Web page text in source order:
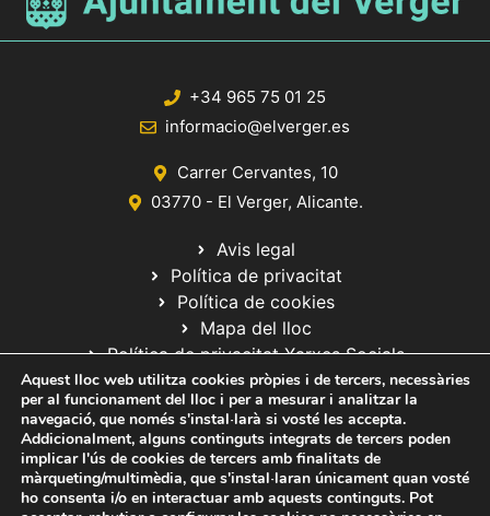
+34 965 75 01 25
informacio@elverger.es
Carrer Cervantes, 10
03770 - El Verger, Alicante.
Avis legal
Política de privacitat
Política de cookies
Mapa del lloc
Política de privacitat Xarxes Socials
© 2020 Web desarrollada por el Servicio de Informática de Diputación
Aquest lloc web utilitza cookies pròpies i de tercers, necessàries
per al funcionament del lloc i per a mesurar i analitzar la
navegació, que només s'instal·larà si vosté les accepta.
Addicionalment, alguns continguts integrats de tercers poden
implicar l'ús de cookies de tercers amb finalitats de
màrqueting/multimèdia, que s'instal·laran únicament quan vosté
ho consenta i/o en interactuar amb aquests continguts. Pot